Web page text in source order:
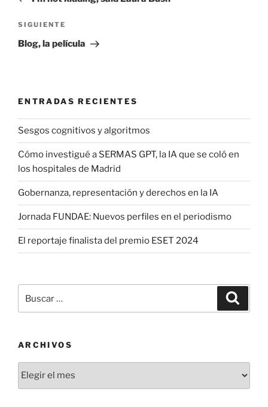
entradas
Siguiente
entrada
SIGUIENTE
Blog, la película
ENTRADAS RECIENTES
Sesgos cognitivos y algoritmos
Cómo investigué a SERMAS GPT, la IA que se coló en
los hospitales de Madrid
Gobernanza, representación y derechos en la IA
Jornada FUNDAE: Nuevos perfiles en el periodismo
El reportaje finalista del premio ESET 2024
por:
ARCHIVOS